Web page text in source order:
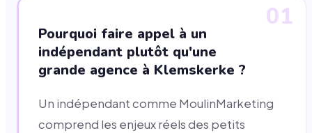
01
Pourquoi faire appel à un
indépendant plutôt qu'une
grande agence à Klemskerke ?
Un indépendant comme MoulinMarketing
comprend les enjeux réels des petits